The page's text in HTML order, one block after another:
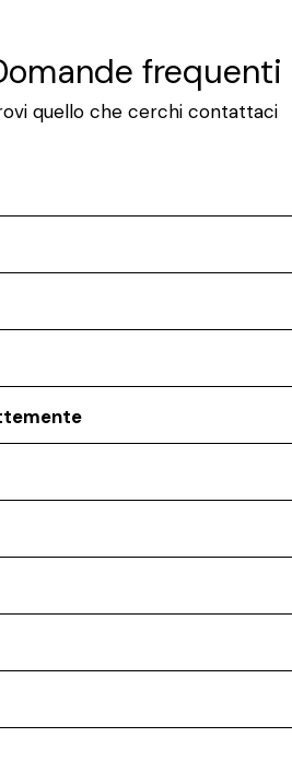
frequenti
quello che cerchi contattaci